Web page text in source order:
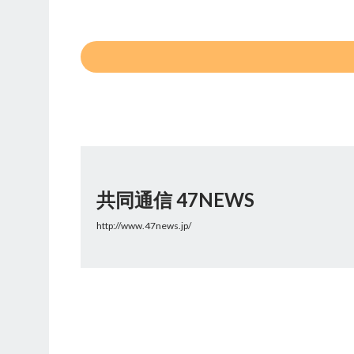
共同通信 47NEWS
http://www.47news.jp/